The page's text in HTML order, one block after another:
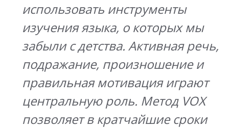
использовать инструменты
изучения языка, о которых мы
забыли с детства. Активная речь,
подражание, произношение и
правильная мотивация играют
центральную роль. Метод VOX
позволяет в кратчайшие сроки